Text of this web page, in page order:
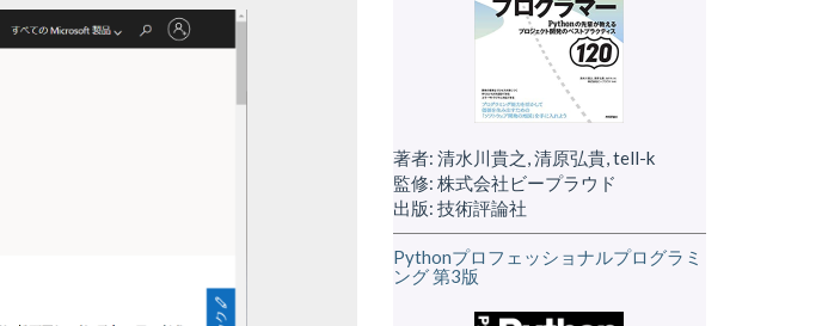
著者: 清水川貴之, 清原弘貴, tell-k
監修: 株式会社ビープラウド
出版: 技術評論社
Pythonプロフェッショナルプログラミ
ング 第3版